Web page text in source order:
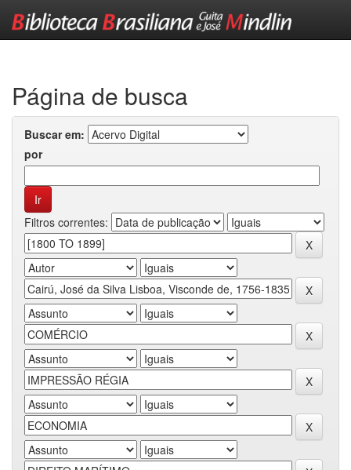
Página de busca
Buscar em:
por
Filtros correntes: